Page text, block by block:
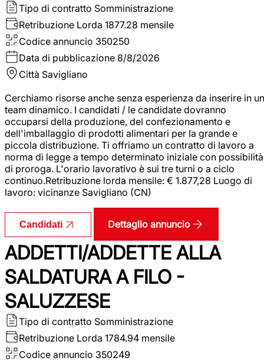
Tipo di contratto Somministrazione
Retribuzione Lorda 1877.28 mensile
Codice annuncio 350250
Data di pubblicazione 8/8/2026
Città Savigliano
Cerchiamo risorse anche senza esperienza da inserire in un
team dinamico. I candidati / le candidate dovranno
occuparsi della produzione, del confezionamento e
dell'imballaggio di prodotti alimentari per la grande e
piccola distribuzione. Ti offriamo un contratto di lavoro a
norma di legge a tempo determinato iniziale con possibilità
di proroga. L'orario lavorativo è sui tre turni o a ciclo
continuo.Retribuzione lorda mensile: € 1.877,28 Luogo di
lavoro: vicinanze Savigliano (CN)
Candidati Dettaglio annuncio
ADDETTI/ADDETTE ALLA
SALDATURA A FILO -
SALUZZESE
Tipo di contratto Somministrazione
Retribuzione Lorda 1784.94 mensile
Codice annuncio 350249